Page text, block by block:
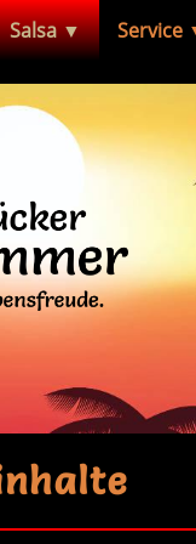
Salsa ▼ Service